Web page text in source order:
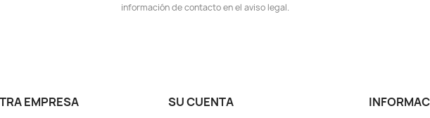
información de contacto en el aviso legal.
EMPRESA SU CUENTA